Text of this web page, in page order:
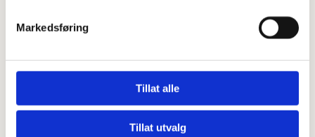
Markedsføring
Tillat alle
Tillat utvalg
Oval - Høyde ca 40 cm, bredde fra ca 18 cm.
Tørkes lett av med en fuktig klut. Etter litt bruk kan fjøla føles tørr og da
setter du den inn med en ny runde bivoks, alternativt så bruker du en
naturlig olje. Ikke putt fjøla i oppvaskmaskinen!